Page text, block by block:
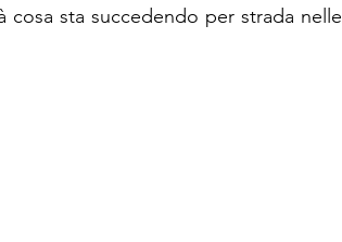
sta succedendo per strada nelle